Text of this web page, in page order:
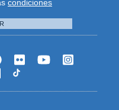
condiciones